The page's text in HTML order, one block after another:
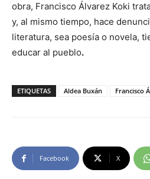
obra, Francisco Álvarez Koki
y, al mismo tiempo, hace
literatura, sea poesía o novela,
educar al pueblo.
ETIQUETAS Aldea Buxán Francisco
Facebook X